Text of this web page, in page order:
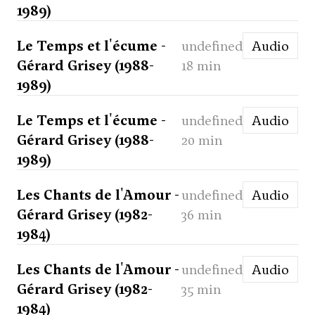
1989)
Le Temps et l'écume -
Gérard Grisey (1988-
1989)
undefined
18 min
Audio
Le Temps et l'écume -
Gérard Grisey (1988-
1989)
undefined
20 min
Audio
Les Chants de l'Amour -
Gérard Grisey (1982-
1984)
undefined
36 min
Audio
Les Chants de l'Amour -
Gérard Grisey (1982-
1984)
undefined
35 min
Audio